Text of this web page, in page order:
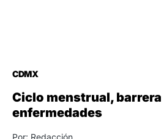
CDMX
Ciclo menstrual,
enfermedades